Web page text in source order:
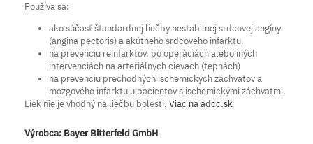
Používa sa:
ako súčasť štandardnej liečby nestabilnej srdcovej angíny
(angina pectoris) a akútneho srdcového infarktu.
na prevenciu reinfarktov, po operáciách alebo iných
intervenciách na arteriálnych cievach (tepnách)
na prevenciu prechodných ischemických záchvatov a
mozgového infarktu u pacientov s ischemickými záchvatmi.
Liek nie je vhodný na liečbu bolesti. Viac na adcc.sk
Výrobca: Bayer Bitterfeld GmbH